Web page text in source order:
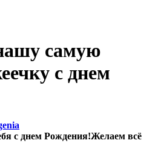
самую
с днем
с днем Рождения!Желаем всё